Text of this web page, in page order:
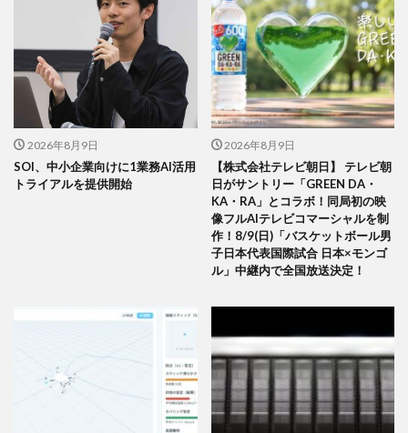
2026年8月9日
SOI、中小企業向けに1業務AI活用
トライアルを提供開始
2026年8月9日
【株式会社テレビ朝日】 テレビ朝
日がサントリー「GREEN DA・
KA・RA」とコラボ！同局初の映
像フルAIテレビコマーシャルを制
作！8/9(日)「バスケットボール男
子日本代表国際試合 日本×モンゴ
ル」中継内で全国放送決定！